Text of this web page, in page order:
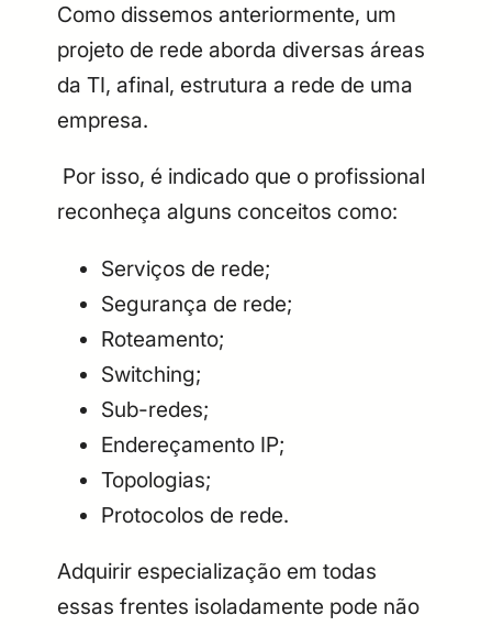
Como dissemos anteriormente, um
projeto de rede aborda diversas áreas
da TI, afinal, estrutura a rede de uma
empresa.
Por isso, é indicado que o profissional
reconheça alguns conceitos como:
Serviços de rede;
Segurança de rede;
Roteamento;
Switching;
Sub-redes;
Endereçamento IP;
Topologias;
Protocolos de rede.
Adquirir especialização em todas
essas frentes isoladamente pode não